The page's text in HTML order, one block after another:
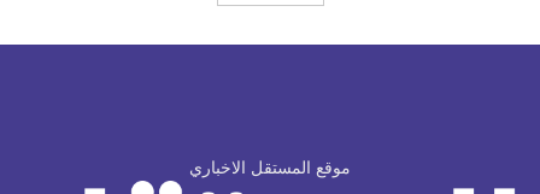
موقع المستقل الاخباري